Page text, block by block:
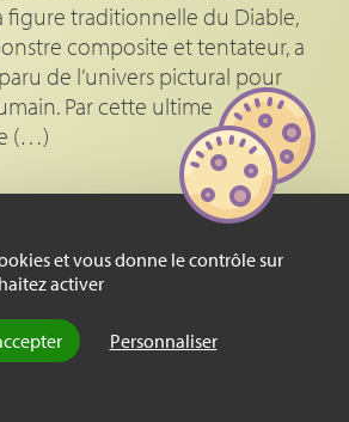
et vous donne le contrôle sur
activer
Personnaliser
figure traditionnelle du Diable,
composite et tentateur, a
de l’univers pictural pour
Par cette ultime
(…)
bayésienne (du nom du Révérend